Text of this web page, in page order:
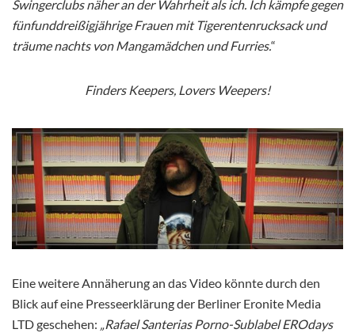
Swingerclubs näher an der Wahrheit als ich. Ich kämpfe gegen
fünfunddreißigjährige Frauen mit Tigerentenrucksack und
träume nachts von Mangamädchen und Furries.“
Finders Keepers, Lovers Weepers!
Eine weitere Annäherung an das Video könnte durch den
Blick auf eine Presseerklärung der Berliner Eronite Media
LTD geschehen: „Rafael Santerias Porno-Sublabel EROdays